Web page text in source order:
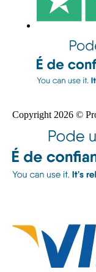
Copyright 2026 ©